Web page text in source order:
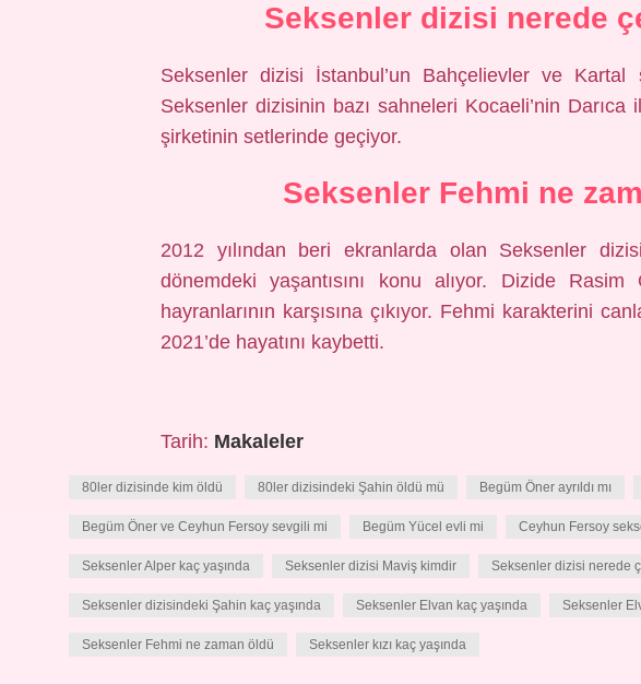
Seksenler dizisi nerede
Seksenler dizisi İstanbul’un Bahçelievler ve Kartal
Seksenler dizisinin bazı sahneleri Kocaeli’nin Darıca
şirketinin setlerinde geçiyor.
Seksenler Fehmi ne
2012 yılından beri ekranlarda olan Seksenler
dönemdeki yaşantısını konu alıyor. Dizide
hayranlarının karşısına çıkıyor. Fehmi karakterini
2021’de hayatını kaybetti.
Tarih: Makaleler
80ler dizisinde kim öldü 80ler dizisindeki Şahin öldü mü Begüm Öner ayrıldı mı
Begüm Öner ve Ceyhun Fersoy sevgili mi Begüm Yücel evli mi Ceyhun Fersoy
Seksenler Alper kaç yaşında Seksenler dizisi Maviş kimdir Seksenler dizisi nerede
Seksenler dizisindeki Şahin kaç yaşında Seksenler Elvan kaç yaşında Seksenler
Seksenler Fehmi ne zaman öldü Seksenler kızı kaç yaşında